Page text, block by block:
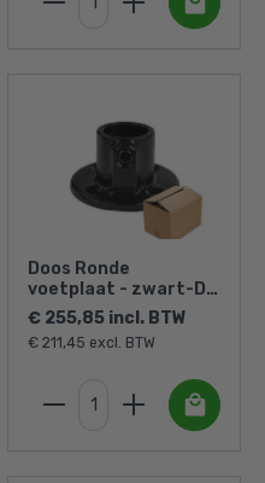
Doos Ronde
voetplaat - zwart-D /
42,4 mm (30 stuks)
€ 255,85 incl. BTW
€ 211,45 excl. BTW